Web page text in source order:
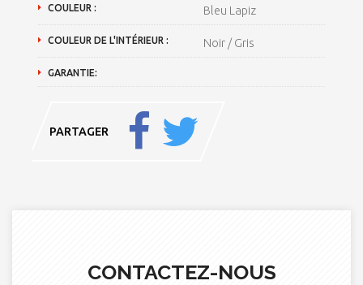
COULEUR : Bleu Lapiz
COULEUR DE L'INTÉRIEUR : Noir / Gris
GARANTIE:
PARTAGER
CONTACTEZ-NOUS